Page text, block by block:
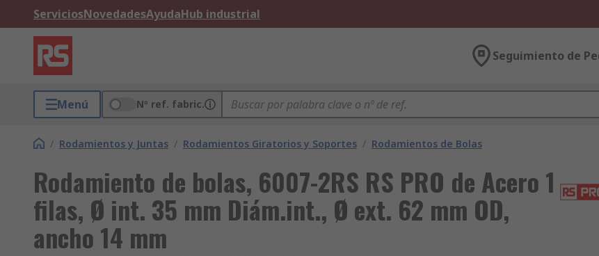
ServiciosNovedadesAyudaHub industrial
Seguimiento de
Menú Nº ref. fabric.
/ Rodamientos y Juntas / Rodamientos Giratorios y Soportes / Rodamientos de Bolas
Rodamiento de bolas, 6007-2RS RS PRO de Acero 1
filas, Ø int. 35 mm Diám.int., Ø ext. 62 mm OD,
ancho 14 mm